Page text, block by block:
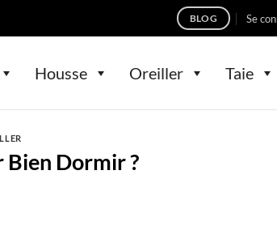
BLOG Se
Housse Oreiller Taie
Dormir ?